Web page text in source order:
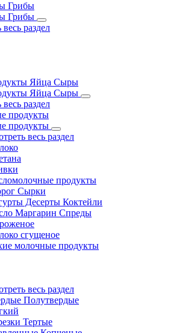
Грибы
Грибы
раздел
Яйца Сыры
Яйца Сыры
раздел
продукты
продукты
весь раздел
продукты
Сырки
Десерты Коктейли
Маргарин Спреды
сгущеное
молочные продукты
весь раздел
Полутвердые
Тертые